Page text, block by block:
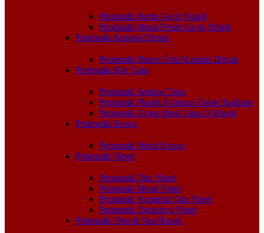
Pnömatik Perde Geçiş Nipeli
Pnömatik Metal Perde Geçiş Nipeli
Pnömatik Kısmalı Dirsek
Pnömatik Piston Üstü Kısmalı Dirsek
Pnömatik Kör Tapa
Pnömatik Setskur Tapa
Pnömatik Plastik Körtapa Erkek Bağlantı
Pnömatik Alyan Başlı Tapa O-Ringli
Pnömatik Kruva
Pnömatik Metal Kruva
Pnömatik Nipel
Pnömatik Düz Nipel
Pnömatik Metal Nipel
Pnömatik Somunlu Düz Nipel
Pnömatik Düşürücü Nipel
Pnömatik Orta & Yan Bacak